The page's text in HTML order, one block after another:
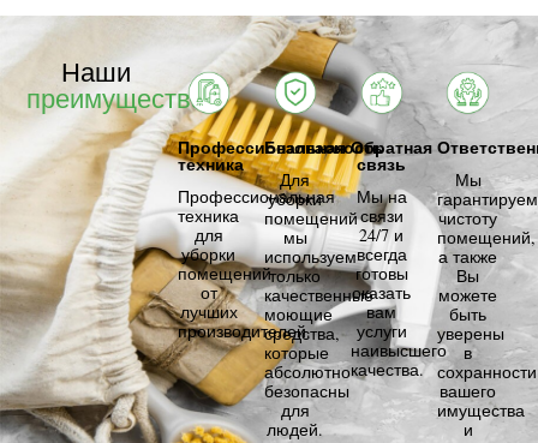
Наши
преимущества
Профессиональная
техника
Профессиональная
техника
для
уборки
помещений
от
лучших
производителей.
Безопасность
Для
уборки
помещений
мы
используем
только
качественные
моющие
средства,
которые
абсолютно
безопасны
для
людей.
Обратная
связь
Мы на
связи
24/7 и
всегда
готовы
оказать
вам
услуги
наивысшего
качества.
Мы
гарантируем
чистоту
помещений,
а также
Вы
можете
быть
уверены
в
сохранности
вашего
имущества
и